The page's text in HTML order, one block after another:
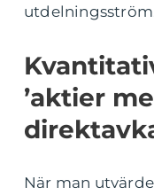
’aktier
När man